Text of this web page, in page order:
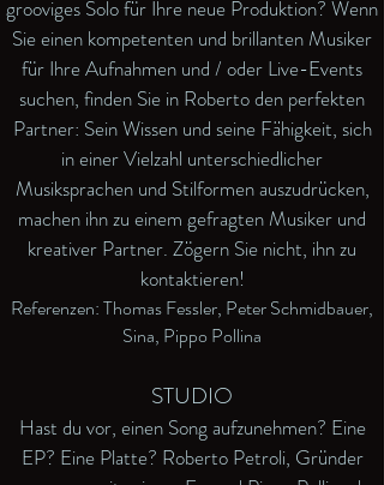
grooviges Solo für Ihre neue Produktion? Wenn
Sie einen kompetenten und brillanten Musiker
für Ihre Aufnahmen und / oder Live-Events
suchen, finden Sie in Roberto den perfekten
Partner: Sein Wissen und seine Fähigkeit, sich
in einer Vielzahl unterschiedlicher
Musiksprachen und Stilformen auszudrücken,
machen ihn zu einem gefragten Musiker und
kreativer Partner. Zögern Sie nicht, ihn zu
kontaktieren!
Referenzen: Thomas Fessler, Peter Schmidbauer,
Sina, Pippo Pollina
STUDIO
Hast du vor, einen Song aufzunehmen? Eine
EP? Eine Platte? Roberto Petroli, Gründer